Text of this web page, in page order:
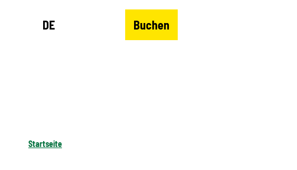
DE Buchen
Startseite